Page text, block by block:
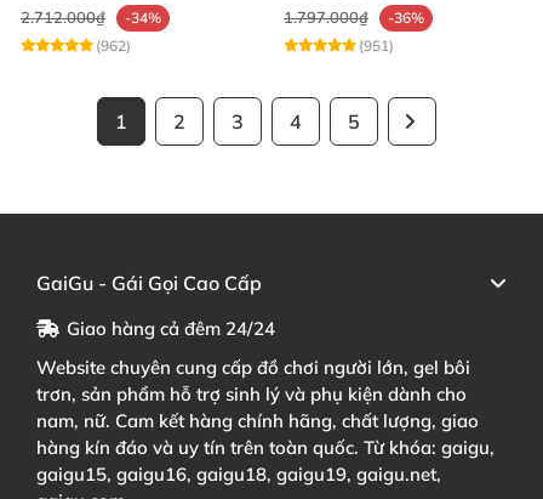
2.712.000₫
-34%
(962)
1.797.000₫
-36%
(951)
1 2 3 4 5
GaiGu - Gái Gọi Cao Cấp
Giao hàng cả đêm 24/24
Website chuyên cung cấp đồ chơi người lớn, gel bôi
trơn, sản phẩm hỗ trợ sinh lý và phụ kiện dành cho
nam, nữ. Cam kết hàng chính hãng, chất lượng, giao
hàng kín đáo và uy tín trên toàn quốc. Từ khóa: gaigu,
gaigu15, gaigu16, gaigu18, gaigu19, gaigu.net,